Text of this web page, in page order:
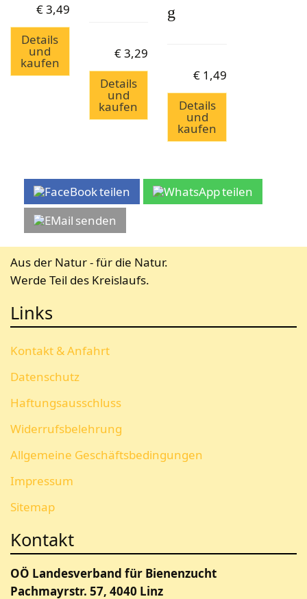
€3,49
Details
und
kaufen
€3,29
Details
und
kaufen
g
€ 1,49
Details
und
kaufen
teilen
teilen
senden
Aus der Natur - für die Natur.
Werde Teil des Kreislaufs.
Links
Kontakt & Anfahrt
Datenschutz
Haftungsausschluss
Widerrufsbelehrung
Allgemeine Geschäftsbedingungen
Impressum
Sitemap
Kontakt
OÖ Landesverband für Bienenzucht
Pachmayrstr. 57, 4040 Linz